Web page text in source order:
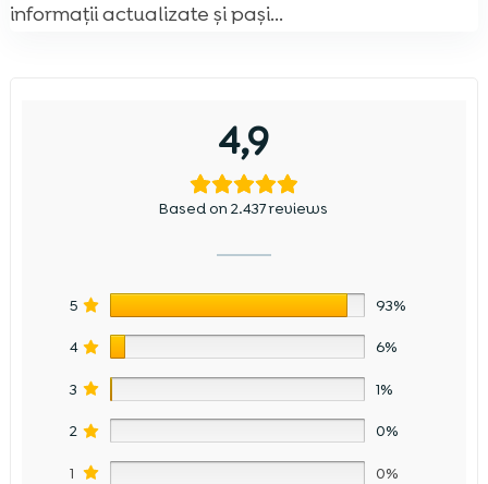
informații actualizate și pași...
4,9
Based on 2.437 reviews
5 93%
4 6%
3 1%
2 0%
1 0%